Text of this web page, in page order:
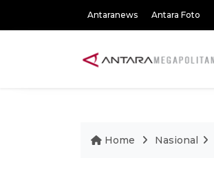
Antaranews Antara Foto
Home Nasional